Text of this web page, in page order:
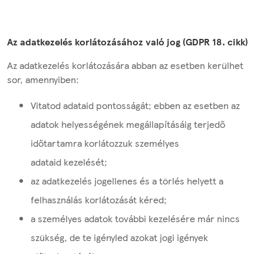
Az adatkezelés korlátozásához való jog (GDPR 18. cikk)
Az adatkezelés korlátozására abban az esetben kerülhet
sor, amennyiben:
Vitatod adataid pontosságát; ebben az esetben az
adatok helyességének megállapításáig terjedő
időtartamra korlátozzuk személyes
adataid kezelését;
az adatkezelés jogellenes és a törlés helyett a
felhasználás korlátozását kéred;
a személyes adatok további kezelésére már nincs
szükség, de te igényled azokat jogi igények